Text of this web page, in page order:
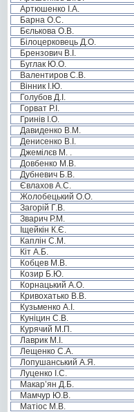
Артюшенко І.А.
Барна О.С.
Бєлькова О.В.
Білоцерковець Д.О.
Брензович В.І.
Буглак Ю.О.
Валентиров С.В.
Вінник І.Ю.
Голубов Д.І.
Горват Р.І.
Гринів І.О.
Давиденко В.М.
Денисенко В.І.
Джемілєв М. .
Довбенко М.В.
Дубневич Б.В.
Євлахов А.С.
Жолобецький О.О.
Загорій Г.В.
Зварич Р.М.
Іщейкін К.Є.
Каплін С.М.
Кіт А.Б.
Кобцев М.В.
Козир Б.Ю.
Корнацький А.О.
Кривохатько В.В.
Кузьменко А.І.
Куніцин С.В.
Курячий М.П.
Лаврик М.І.
Лещенко С.А.
Лопушанський А.Я.
Луценко І.С.
Макар’ян Д.Б.
Мамчур Ю.В.
Матіос М.В.